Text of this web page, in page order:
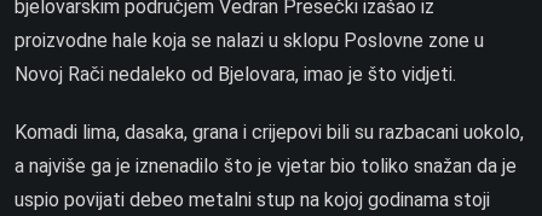
bjelovarskim područjem Vedran Presečki izašao iz
proizvodne hale koja se nalazi u sklopu Poslovne zone u
Novoj Rači nedaleko od Bjelovara, imao je što vidjeti.
Komadi lima, dasaka, grana i crijepovi bili su razbacani uokolo,
a najviše ga je iznenadilo što je vjetar bio toliko snažan da je
uspio povijati debeo metalni stup na kojoj godinama stoji